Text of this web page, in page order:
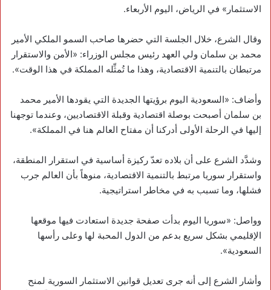
الاستثمار» في الرياض، اليوم الأربعاء.
وقال الشرع، خلال الجلسة التي حضرها صاحب السمو الملكي الأمير
محمد بن سلمان ولي العهد رئيس مجلس الوزراء: «الأمن والاستقرار
مرتبطان بالتنمية الاقتصادية، وهذا ما تُمثِّله المملكة في هذا الوقت».
وأضاف: «السعودية اليوم برؤيتها الجديدة التي يقودها الأمير محمد
بن سلمان أصبحت بوصلة اقتصادية وقبلة الاقتصاديين، وعندما توجهنا
إليها في الرحلة الأولى أدركنا أن مفتاح العالم هنا في المملكة».
وشدَّد الشرع على أن بلاده تعدّ ركيزة أساسية في استقرار المنطقة،
واستقرار سوريا مرتبط بالتنمية الاقتصادية، منوهاً بأن العالم جرب
فشلها، وما تسبب به في مخاطر استراتيجية.
وواصل: «سوريا اليوم بدأت صفحة جديدة استعادت فيها موقعها
الإقليمي بشكل سريع بدعم من الدول المحبة لها وعلى رأسها
السعودية».
وأشار الشرع إلى أنه جرى تعديل قوانين الاستثمار السورية لمنح